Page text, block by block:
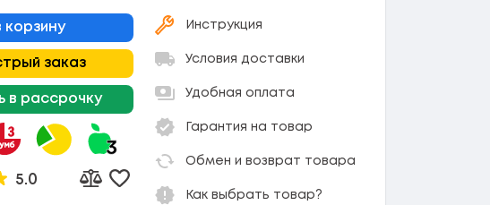
корзину
заказ
в рассрочку
5.0 Добавить к сравнению
Добавить в избранное
Инструкция
Условия доставки
Удобная оплата
Гарантия на товар
Обмен и возврат товара
Как выбрать товар?